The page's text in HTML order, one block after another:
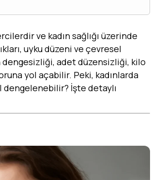
ve kadın sağlığı üzerinde
uyku düzeni ve çevresel
adet düzensizliği, kilo
yol açabilir. Peki, kadınlarda
dengelenebilir? İşte detaylı